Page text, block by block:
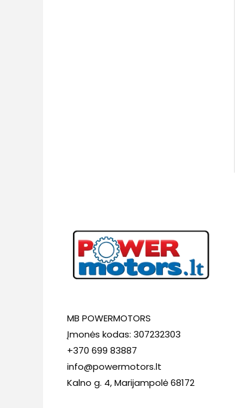
MB POWERMOTORS
Įmonės kodas: 307232303
+370 699 83887
info@powermotors.lt
Kalno g. 4, Marijampolė 68172